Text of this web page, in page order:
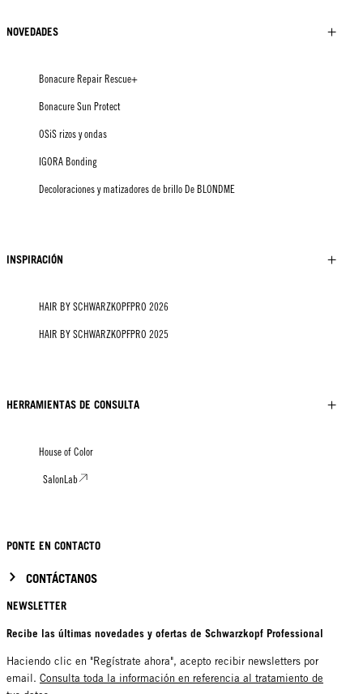
NOVEDADES
Bonacure Repair Rescue+
Bonacure Sun Protect
OSiS rizos y ondas
IGORA Bonding
Decoloraciones y matizadores de brillo De BLONDME
INSPIRACIÓN
HAIR BY SCHWARZKOPFPRO 2026
HAIR BY SCHWARZKOPFPRO 2025
HERRAMIENTAS DE CONSULTA
House of Color
SalonLab
PONTE EN CONTACTO
CONTÁCTANOS
NEWSLETTER
Recibe las últimas novedades y ofertas de Schwarzkopf Professional
Haciendo clic en "Regístrate ahora", acepto recibir newsletters por
email. Consulta toda la información en referencia al tratamiento de